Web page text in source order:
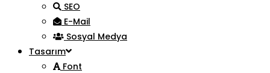
SEO
E-Mail
Sosyal Medya
Tasarım
Font